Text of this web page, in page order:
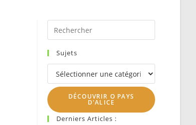
Escape
close
panel.
Sujets
Sujets
DÉCOUVRIR O PAYS
D'ALICE
Derniers Articles :